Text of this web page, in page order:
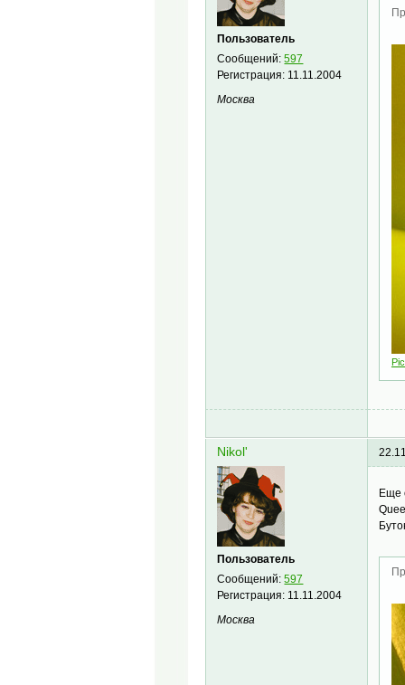
Пользователь
Сообщений:597
Регистрация: 11.11.2004
Москва
Nikol'
Пользователь
Сообщений:597
Регистрация: 11.11.2004
Москва
Еще